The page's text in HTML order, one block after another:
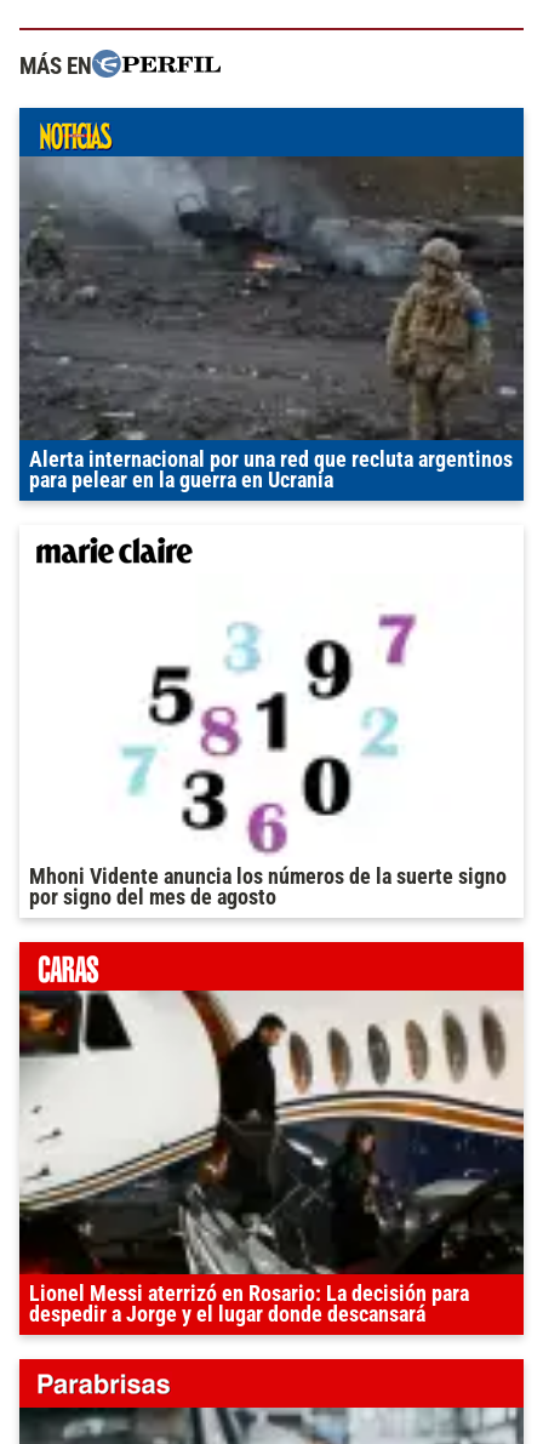
MÁS EN
Alerta internacional por una red que recluta argentinos
para pelear en la guerra en Ucrania
Mhoni Vidente anuncia los números de la suerte signo
por signo del mes de agosto
Lionel Messi aterrizó en Rosario: La decisión para
despedir a Jorge y el lugar donde descansará